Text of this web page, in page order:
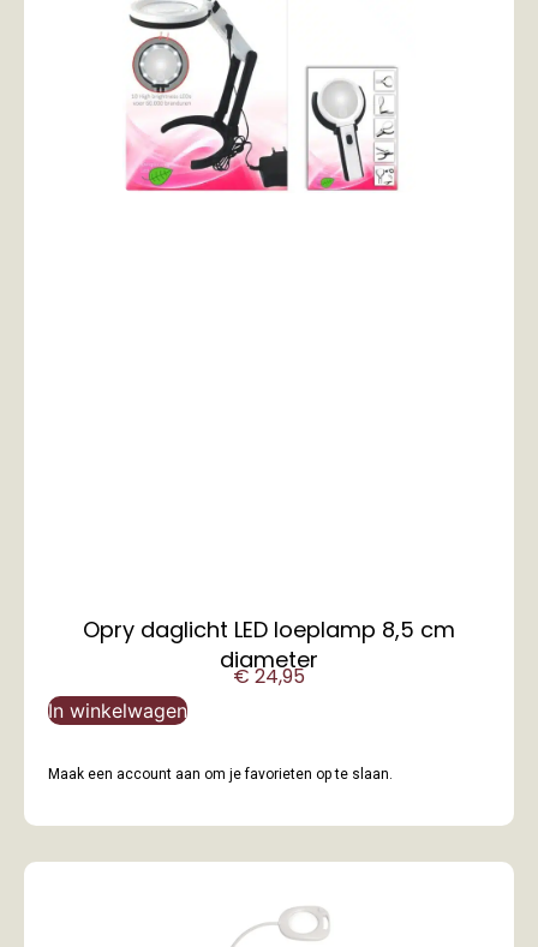
Opry daglicht LED loeplamp 8,5 cm
diameter
€24,95
In winkelwagen
Maak een account aan om je favorieten op te slaan.